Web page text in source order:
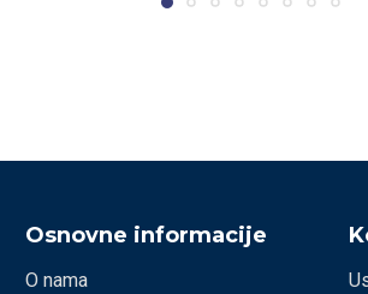
Osnovne informacije
O nama